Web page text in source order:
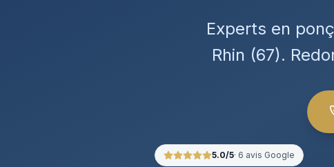
Experts en
Rhin (67).
5.0/5· 6 avis Google